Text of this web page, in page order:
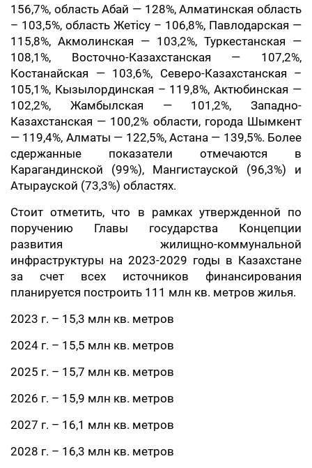
156,7%, область Абай — 128%, Алматинская область
– 103,5%, область Жетісу – 106,8%, Павлодарская —
115,8%, Акмолинская — 103,2%, Туркестанская —
108,1%, Восточно-Казахстанская — 107,2%,
Костанайская — 103,6%, Северо-Казахстанская –
105,1%, Кызылординская – 119,8%, Актюбинская —
102,2%, Жамбылская — 101,2%, Западно-
Казахстанская — 100,2% области, города Шымкент
— 119,4%, Алматы — 122,5%, Астана — 139,5%. Более
сдержанные показатели отмечаются в
Карагандинской (99%), Мангистауской (96,3%) и
Атырауской (73,3%) областях.
Стоит отметить, что в рамках утвержденной по
поручению Главы государства Концепции
развития жилищно-коммунальной
инфраструктуры на 2023-2029 годы в Казахстане
за счет всех источников финансирования
планируется построить 111 млн кв. метров жилья.
2023 г. – 15,3 млн кв. метров
2024 г. – 15,5 млн кв. метров
2025 г. – 15,7 млн кв. метров
2026 г. – 15,9 млн кв. метров
2027 г. – 16,1 млн кв. метров
2028 г. – 16,3 млн кв. метров